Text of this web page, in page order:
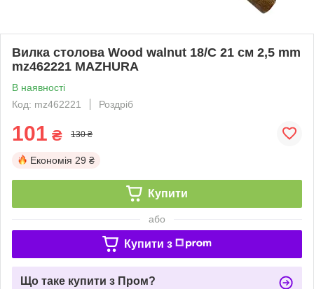
Вилка столова Wood walnut 18/C 21 см 2,5 mm
mz462221 MAZHURA
В наявності
Код: mz462221
Роздріб
101 ₴ 130 ₴
Економія 29 ₴
Купити
або
Купити з
Що таке купити з Пром?